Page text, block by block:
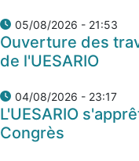
05/08/2026 - 21:53
Ouverture des
de l'UESARIO
04/08/2026 - 23:17
L'UESARIO
Congrès